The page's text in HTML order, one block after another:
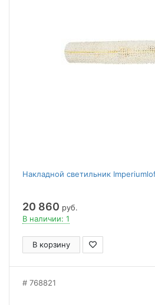
Накладной светильник
20 860 руб.
В наличии: 1
В корзину
768821